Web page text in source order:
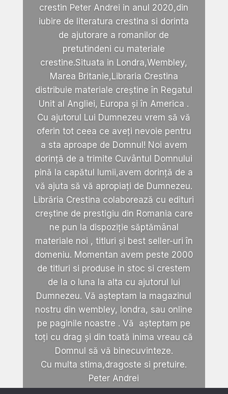
crestin Peter Andrei in anul 2020,din
iubire de literatura crestina si dorinta
de ajutorare a romanilor de
pretutindeni cu materiale
crestine.Situata in Londra,Wembley,
Marea Britanie,Libraria Crestina
distribuie materiale creștine în Regatul
Unit al Angliei, Europa și în America .
Cu ajutorul Lui Dumnezeu vrem să vă
oferin tot ceea ce aveți nevoie pentru
a sta aproape de Domnul! Noi avem
dorință de a trimite Cuvântul Domnului
pină la capătul lumii,avem dorință de a
vă ajuta să vă apropiați de Dumnezeu.
Librăria Crestina colaborează cu edituri
creștine de prestigiu din Romania care
ne pun la dispoziție săptămânal
materiale noi , titluri și best seller-uri în
domeniu. Momentan avem peste 2000
de titluri si produse in stoc si crestem
de la o luna la alta cu ajutorul lui
Dumnezeu. Vă așteptam la magazinul
nostru din wembley, londra, sau online
pe paginile noastre . Vă așteptam pe
toți cu drag și din toată inima vreau că
Domnul să vă binecuvinteze.
Cu multa stima,dragoste si pretuire.
Peter Andrei